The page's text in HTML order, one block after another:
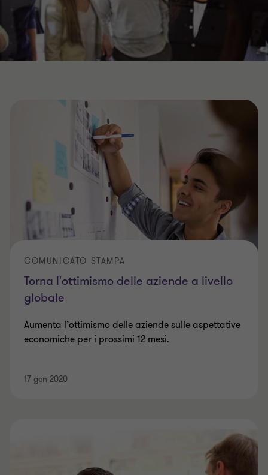
Torna l'ottimismo delle aziende a livello
globale
COMUNICATO STAMPA
Aumenta l’ottimismo delle aziende sulle aspettative
economiche per i prossimi 12 mesi.
17 gen 2020